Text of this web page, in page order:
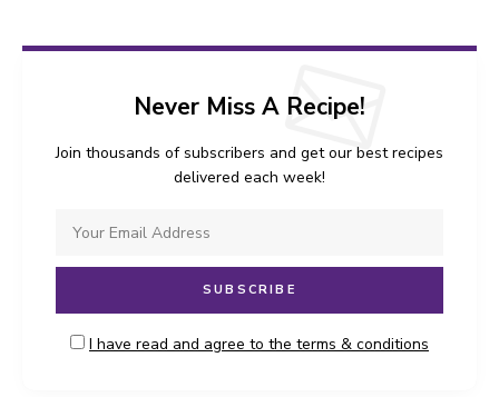
Never Miss A Recipe!
Join thousands of subscribers and get our best recipes
delivered each week!
I have read and agree to the terms & conditions